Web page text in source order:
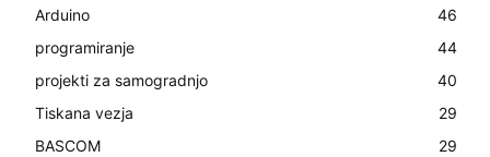
Arduino
46
programiranje
44
projekti za samogradnjo
40
Tiskana vezja
29
BASCOM
29